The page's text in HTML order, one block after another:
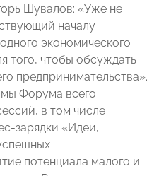
Шувалов: «Уже не
началу
экономического
того, чтобы обсуждать
предпринимательства».
Форума всего
в том числе
зарядки «Идеи,
потенциала малого и